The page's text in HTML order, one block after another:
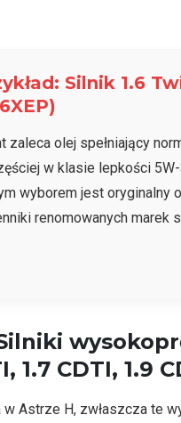
Silnik 1.6
zaleca olej spełniający
w klasie lepkości
wyborem jest oryginalny
renomowanych marek
1.7 CDTI, 1.9
Astrze H, zwłaszcza te